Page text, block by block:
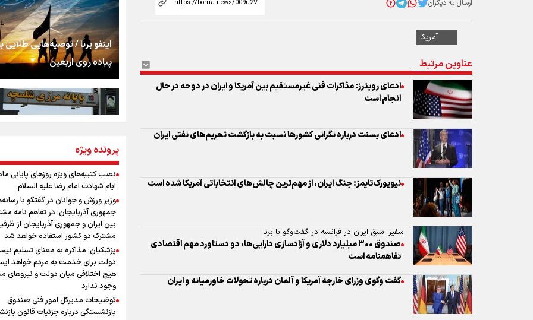
ارسال به دیگران
آمریکا
عناوین مرتبط
ادعای رویترز: مذاکرات فنی غیرمستقیم بین آمریکا و ایران در دوحه در حال
انجام است
ادعای بسنت درباره نگرانی کشورها نسبت به بازگشت تحریم‌های نفتی ایران
نیویورک‌تایمز: جنگ ایران، از مهم‌ترین چالش‌های انتخاباتی آمریکا شده است
سفیر اسبق ایران در فرانسه در گفت‌وگو با برنا:
صندوق ۳۰۰ میلیارد دلاری و آزادسازی دارایی‌ها، دو دستاورد مهم اقتصادی
تفاهمنامه است
گفت وگوی وزرای خارجه آمریکا و آلمان درباره تحولات خاورمیانه و ایران
استخوان، یک نسل،
توهم!
رسانه ملی و حق
شنیدن صدای
روایت ایران از کنار
جمله‌ای که بغض
را شکست؛ «آهای مردم،
تهران رفتند»
سه حسرتی که به دلم
اینفو برنا / توصیه‌هایی طلایی
پیاده روی اربعین
اینفو برنا / جدول کامل فاصله
شلمچه تا شهرهای زیارتی عراق
اینفو برنا/ میزان مالیات بر
افزوده چقدر است؟
پرونده ویژه
نصب کتیبه‌های ویژه روزهای پایانی
ایام شهادت امام رضا علیه السلام
وزیر ورزش و جوانان در گفتگو با
جمهوری آذربایجان: در تفاهم نامه
بین ایران و جمهوری آذربایجان از
مشترک دو کشور استفاده خواهد شد
پزشکیان: مذاکره به معنای تسلیم
دولت برای خدمت به مردم خواهد
هیچ اختلافی میان دولت و نیروهای
وجود ندارد
توضیحات مدیرکل امور فنی صندوق
بازنشستگی درباره جزئیات قانون